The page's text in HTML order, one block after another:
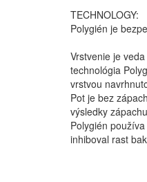
TECHNOLOGY:
Polygién je
Vrstvenie je
technológia
vrstvou
Pot je bez
výsledky
Polygién
inhiboval rast